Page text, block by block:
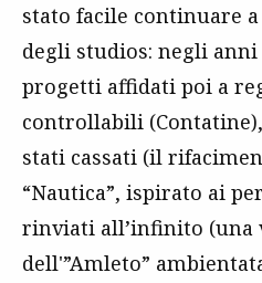
stato facile continuare
degli studios: negli
progetti affidati poi a
controllabili
stati cassati (il
“Nautica”, ispirato ai
rinviati all’infinito (una
dell'”Amleto”